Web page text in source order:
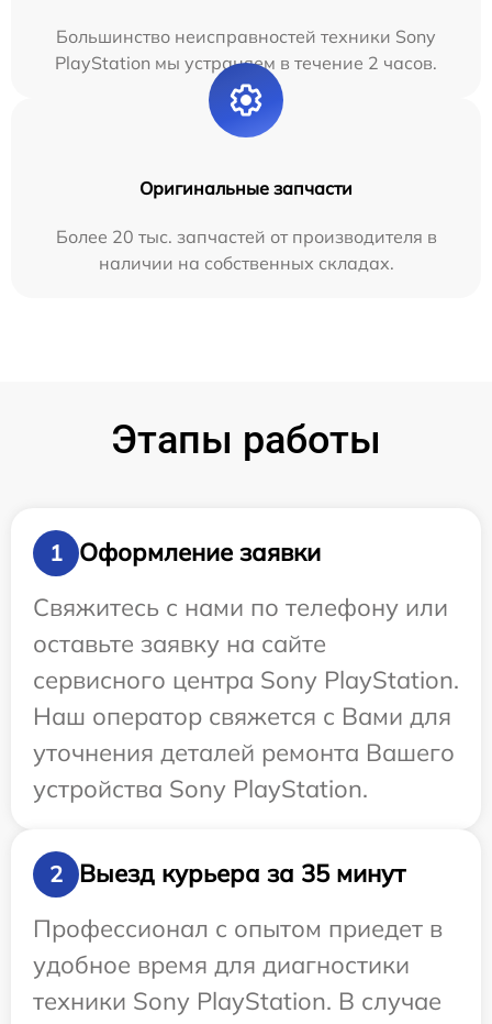
Большинство неисправностей техники Sony
PlayStation мы устраняем в течение 2 часов.
Оригинальные запчасти
Более 20 тыс. запчастей от производителя в
наличии на собственных складах.
Этапы работы
1
Оформление заявки
Свяжитесь с нами по телефону или
оставьте заявку на сайте
сервисного центра Sony PlayStation.
Наш оператор свяжется с Вами для
уточнения деталей ремонта Вашего
устройства Sony PlayStation.
2
Выезд курьера за 35 минут
Профессионал с опытом приедет в
удобное время для диагностики
техники Sony PlayStation. В случае